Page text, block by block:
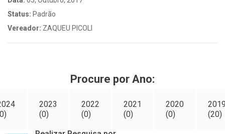
Status: Padrão
Vereador: ZAQUEU PICOLI
Procure por Ano:
2023
(0)
2022
(0)
2021
(0)
2020
(0)
(20)